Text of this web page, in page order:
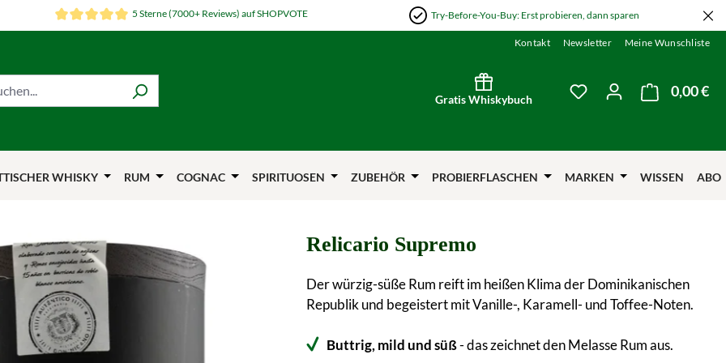
5 Sterne (7000+ Reviews) auf SHOPVOTE Try-Before-You-Buy: Erst probieren, dann sparen
Kontakt Newsletter Meine Wunschliste
Gratis Whiskybuch
Du hast 0 Produkte
0,00 €
WHISKY RUM COGNAC SPIRITUOSEN ZUBEHÖR PROBIERFLASCHEN MARKEN WISSEN ABO
Relicario Supremo
Der würzig-süße Rum reift im heißen Klima der Dominikanischen
Republik und begeistert mit Vanille-, Karamell- und Toffee-Noten.
Buttrig, mild und süß- das zeichnet den Melasse Rum aus.